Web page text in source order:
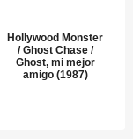
Hollywood Monster
/ Ghost Chase /
Ghost, mi mejor
amigo (1987)